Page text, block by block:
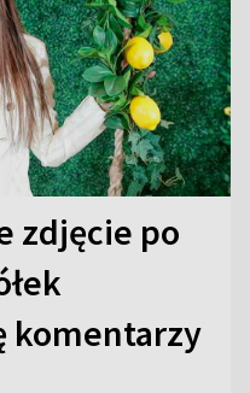
zdjęcie po
komentarzy